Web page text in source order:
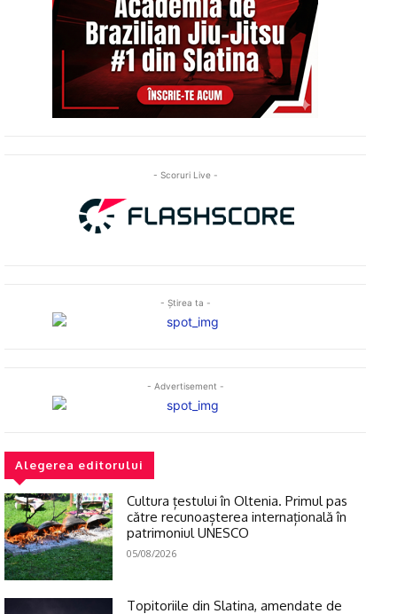
- Scoruri Live -
- Ştirea ta -
- Advertisement -
Alegerea editorului
Cultura țestului în Oltenia. Primul pas
către recunoașterea internațională în
patrimoniul UNESCO
05/08/2026
Topitoriile din Slatina, amendate de